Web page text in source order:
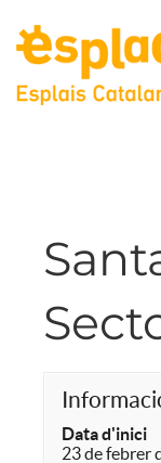
content
Data d'inici
23 de febrer